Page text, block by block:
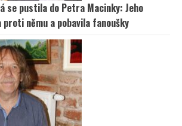
se pustila do Petra Macinky: Jeho
němu a pobavila fanoušky